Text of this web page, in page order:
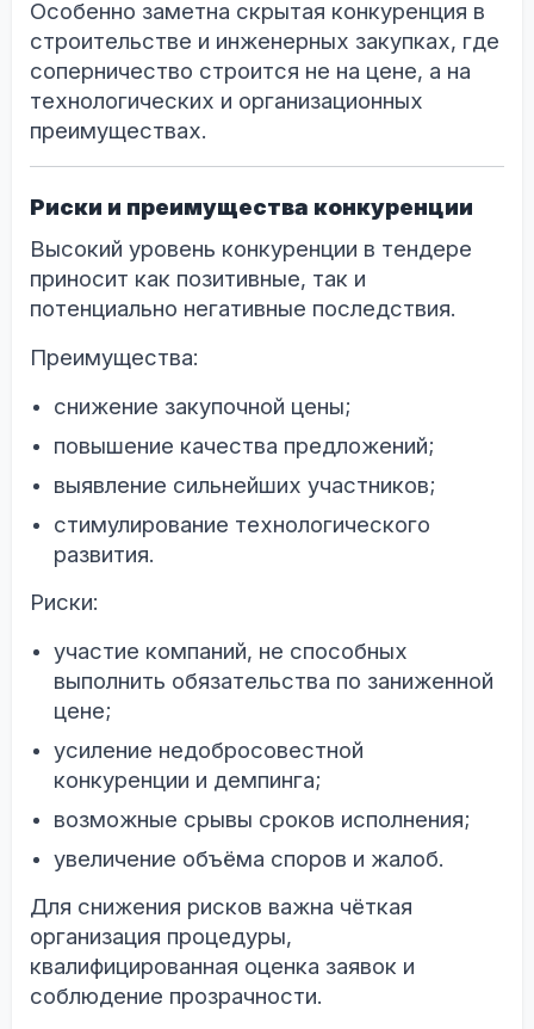
Особенно заметна скрытая конкуренция в
строительстве и инженерных закупках, где
соперничество строится не на цене, а на
технологических и организационных
преимуществах.
Риски и преимущества конкуренции
Высокий уровень конкуренции в тендере
приносит как позитивные, так и
потенциально негативные последствия.
Преимущества:
снижение закупочной цены;
повышение качества предложений;
выявление сильнейших участников;
стимулирование технологического
развития.
Риски:
участие компаний, не способных
выполнить обязательства по заниженной
цене;
усиление недобросовестной
конкуренции и демпинга;
возможные срывы сроков исполнения;
увеличение объёма споров и жалоб.
Для снижения рисков важна чёткая
организация процедуры,
квалифицированная оценка заявок и
соблюдение прозрачности.